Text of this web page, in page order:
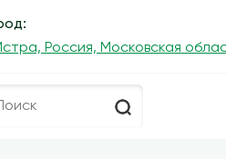
Россия, Московская